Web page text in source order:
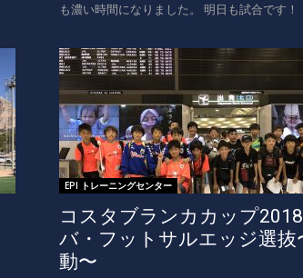
も濃い時間になりました。 明日も試合です！
EPI トレーニングセンター
コスタブランカカップ
バ・フットサルエッジ選抜
動〜